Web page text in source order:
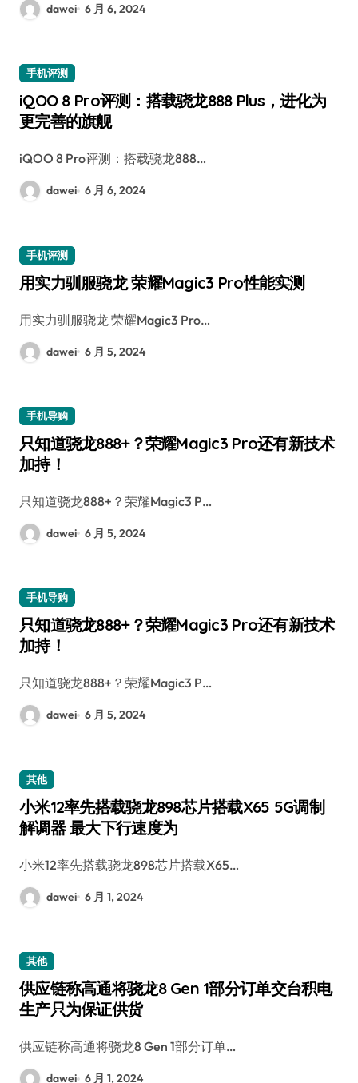
dawei 6 月 6, 2024
手机评测
iQOO 8 Pro评测：搭载骁龙888 Plus，进化为
更完善的旗舰
iQOO 8 Pro评测：搭载骁龙888…
dawei 6 月 6, 2024
手机评测
用实力驯服骁龙 荣耀Magic3 Pro性能实测
用实力驯服骁龙 荣耀Magic3 Pro…
dawei 6 月 5, 2024
手机导购
只知道骁龙888+？荣耀Magic3 Pro还有新技术
加持！
只知道骁龙888+？荣耀Magic3 P…
dawei 6 月 5, 2024
手机导购
只知道骁龙888+？荣耀Magic3 Pro还有新技术
加持！
只知道骁龙888+？荣耀Magic3 P…
dawei 6 月 5, 2024
其他
小米12率先搭载骁龙898芯片搭载X65 5G调制
解调器 最大下行速度为
小米12率先搭载骁龙898芯片搭载X65…
dawei 6 月 1, 2024
其他
供应链称高通将骁龙8 Gen 1部分订单交台积电
生产只为保证供货
供应链称高通将骁龙8 Gen 1部分订单…
dawei 6 月 1, 2024